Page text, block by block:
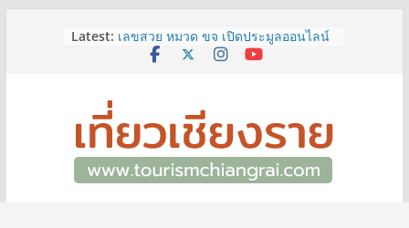
Latest: เลขสวย หมวด ขจ เปิดประมูลออนไลน์
แล้ววันนี้ เลขเด่น เลขมงคล ความหมาย
จ.เชียงราย ที่ไม่ควรพลาด!
12–16 ส.ค.นี้ เตรียมพบกับมหกรรมสุด
ยิ่งใหญ่แห่งปี “อุตสาหกรรมแฟร์ ล้านนา
ตะวันออก 2026”
ผู้ว่าฯ เชียงราย เยี่ยมชม “ป๊ะกาด Vol.2”